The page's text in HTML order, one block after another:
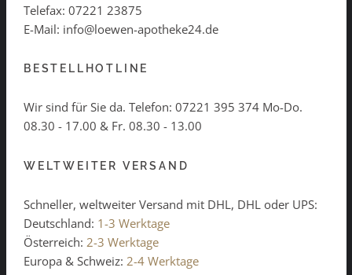
Telefax: 07221 23875
E-Mail: info@loewen-apotheke24.de
BESTELLHOTLINE
Wir sind für Sie da. Telefon: 07221 395 374 Mo-Do.
08.30 - 17.00 & Fr. 08.30 - 13.00
WELTWEITER VERSAND
Schneller, weltweiter Versand mit DHL, DHL oder UPS:
Deutschland: 1-3 Werktage
Österreich: 2-3 Werktage
Europa & Schweiz: 2-4 Werktage